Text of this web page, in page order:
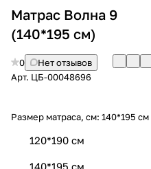
Матрас Волна 9
(140*195 см)
0
Нет отзывов
Арт. ЦБ-00048696
Размер матраса, см: 140*195 см
120*190 см
140*195 см